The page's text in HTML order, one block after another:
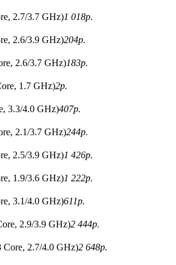
2.7/3.7 GHz)1 018р.
2.6/3.9 GHz)204р.
2.6/3.7 GHz)183р.
1.7 GHz)2р.
3.3/4.0 GHz)407р.
2.1/3.7 GHz)244р.
2.5/3.9 GHz)1 426р.
1.9/3.6 GHz)1 222р.
3.1/4.0 GHz)611р.
2.9/3.9 GHz)2 444р.
Core, 2.7/4.0 GHz)2 648р.